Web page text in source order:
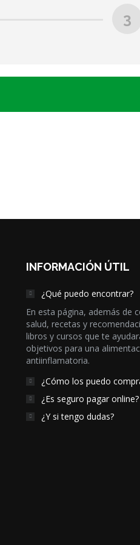
3
INFORMACIÓN ÚTIL
¿Qué puedo encontrar?
En esta página, además de
salud, recetas y
libros y cursos que te
objetivos para una
antiinflamatoria.
¿Cómo los puedo
¿Es seguro pagar online?
¿Y si tengo dudas?